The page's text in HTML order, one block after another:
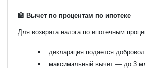
🏦 Вычет по процентам по ипотеке
Для возврата налога по ипотечным
декларация подается
максимальный вычет — до 3